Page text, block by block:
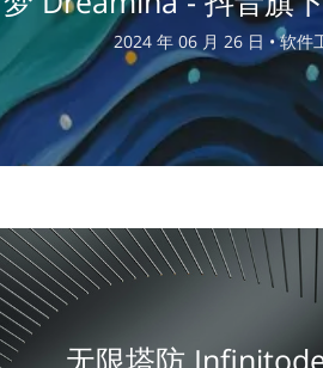
2024 年 06 月 26 日 •软件
无限塔防